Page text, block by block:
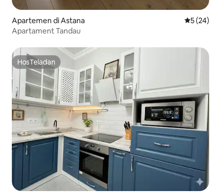
Apartemen di Astana Nilai rata-
5 (24)
Apartament Tandau
HosTeladan
HosTeladan